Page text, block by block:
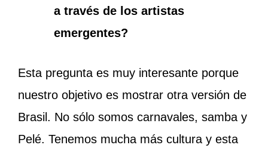
a través de los artistas
emergentes?
Esta pregunta es muy interesante porque
nuestro objetivo es mostrar otra versión de
Brasil. No sólo somos carnavales, samba y
Pelé. Tenemos mucha más cultura y esta